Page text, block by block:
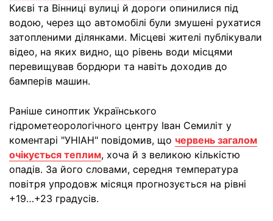
Києві та Вінниці вулиці й дороги опинилися під
водою, через що автомобілі були змушені рухатися
затопленими ділянками. Місцеві жителі публікували
відео, на яких видно, що рівень води місцями
перевищував бордюри та навіть доходив до
бамперів машин.
Раніше синоптик Українського
гідрометеорологічного центру Іван Семиліт у
коментарі "УНІАН" повідомив, що червень загалом
очікується теплим, хоча й з великою кількістю
опадів. За його словами, середня температура
повітря упродовж місяця прогнозується на рівні
+19…+23 градусів.